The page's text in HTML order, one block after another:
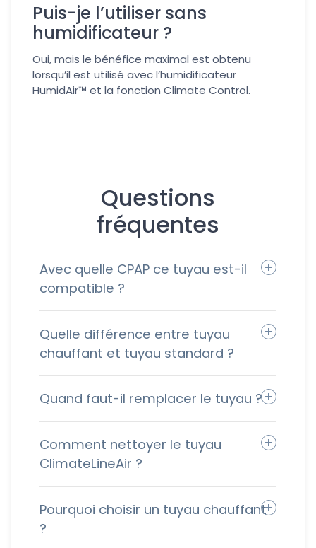
Puis-je l’utiliser sans
humidificateur ?
Oui, mais le bénéfice maximal est obtenu
lorsqu’il est utilisé avec l’humidificateur
HumidAir™ et la fonction Climate Control.
Questions
fréquentes
Avec quelle CPAP ce tuyau est-il
compatible ?
Quelle différence entre tuyau
chauffant et tuyau standard ?
Quand faut-il remplacer le tuyau ?
Comment nettoyer le tuyau
ClimateLineAir ?
Pourquoi choisir un tuyau chauffant
?